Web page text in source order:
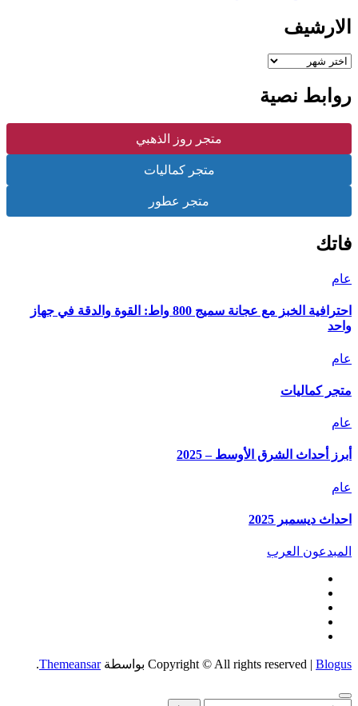
الارشيف
الارشيف
روابط نصية
متجر روز الذهبي
متجر كماليات
متجر عطور
فاتك
عام
احترافية الخبز مع عجانة سميج 800 واط: القوة والدقة في جهاز
واحد
عام
متجر كماليات
عام
أبرز أحداث الشرق الأوسط – 2025
عام
احداث ديسمبر 2025
المبدعون العرب
Copyright © All rights reserved | Blogus بواسطةThemeansar
.